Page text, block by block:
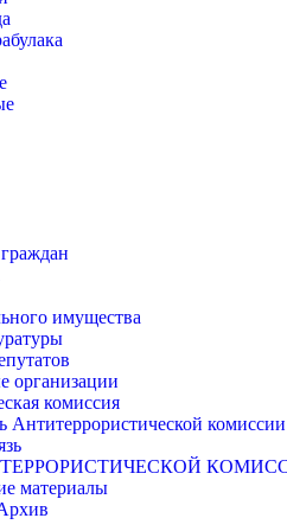
имущества
организации
комиссия
Антитеррористической комиссии
материалы